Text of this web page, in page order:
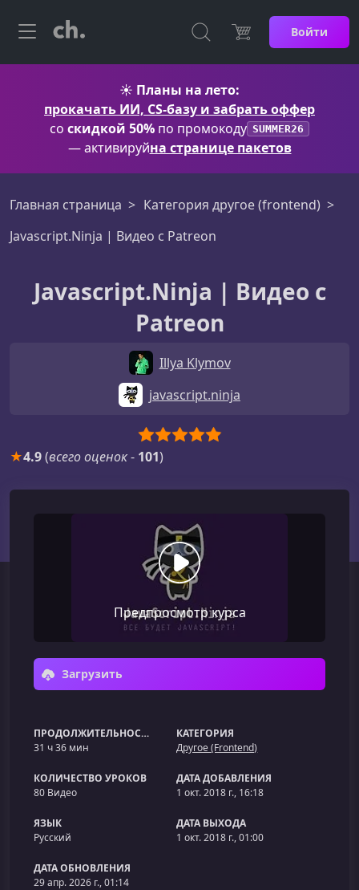
Войти
☀️ Планы на лето:
прокачать ИИ, CS-базу и забрать оффер
со скидкой 50% по промокоду SUMMER26
— активируйна странице пакетов
Главная страница
Категория другое (frontend)
Javascript.Ninja | Видео с Patreon
Javascript.Ninja | Видео с
Patreon
Illya Klymov
javascript.ninja
★4.9(всего оценок- 101)
Предпросмотр курса
Загрузить
ПРОДОЛЖИТЕЛЬНОСТЬ
31 ч 36 мин
КАТЕГОРИЯ
Другое (Frontend)
КОЛИЧЕСТВО УРОКОВ
80 Видео
ДАТА ДОБАВЛЕНИЯ
1 окт. 2018 г., 16:18
ЯЗЫК
Русский
ДАТА ВЫХОДА
1 окт. 2018 г., 01:00
ДАТА ОБНОВЛЕНИЯ
29 апр. 2026 г., 01:14